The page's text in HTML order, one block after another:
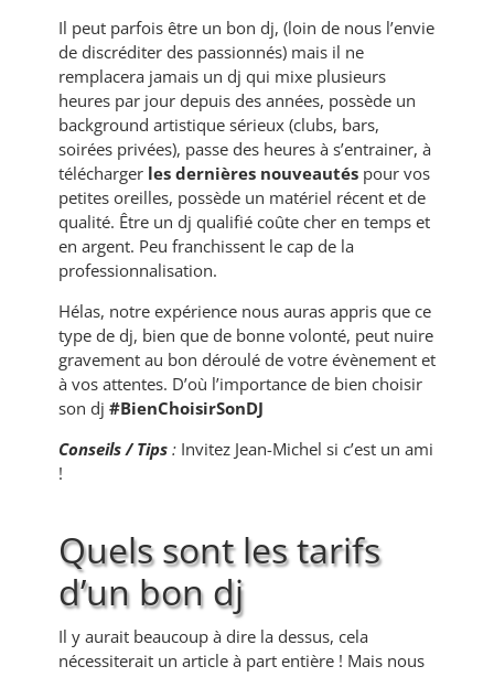
Il peut parfois être un bon dj, (loin de nous l’envie
de discréditer des passionnés) mais il ne
remplacera jamais un dj qui mixe plusieurs
heures par jour depuis des années, possède un
background artistique sérieux (clubs, bars,
soirées privées), passe des heures à s’entrainer, à
télécharger les dernières nouveautéspour vos
petites oreilles, possède un matériel récent et de
qualité. Être un dj qualifié coûte cher en temps et
en argent. Peu franchissent le cap de la
professionnalisation.
Hélas, notre expérience nous auras appris que ce
type de dj, bien que de bonne volonté, peut nuire
gravement au bon déroulé de votre évènement et
à vos attentes. D’où l’importance de bien choisir
son dj #BienChoisirSonDJ
Conseils / Tips: Invitez Jean-Michel si c’est un ami
!
Quels sont les tarifs
d’un bon dj
Il y aurait beaucoup à dire la dessus, cela
nécessiterait un article à part entière ! Mais nous